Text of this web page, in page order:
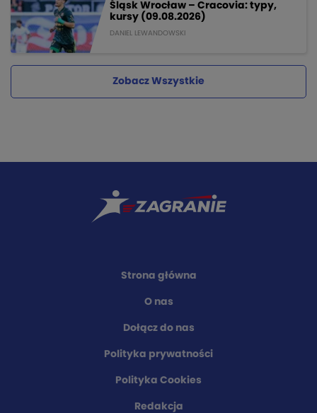
Śląsk Wrocław – Cracovia: typy,
kursy (09.08.2026)
DANIEL LEWANDOWSKI
Zobacz Wszystkie
Strona główna
O nas
Dołącz do nas
Polityka prywatności
Polityka Cookies
Redakcja